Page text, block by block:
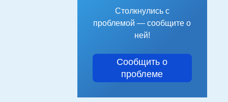
Столкнулись с
проблемой — сообщите о
ней!
Сообщить о
проблеме